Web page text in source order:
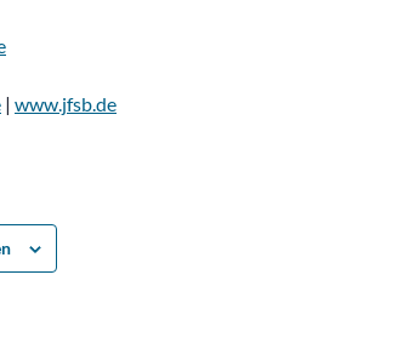
| www.jfsb.de